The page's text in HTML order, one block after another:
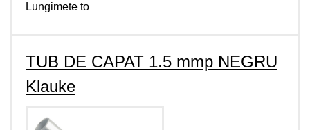
Lungimete to
TUB DE CAPAT 1.5 mmp NEGRU
Klauke